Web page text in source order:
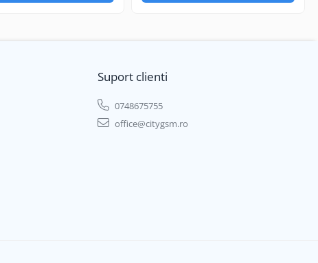
Suport clienti
0748675755
office@citygsm.ro